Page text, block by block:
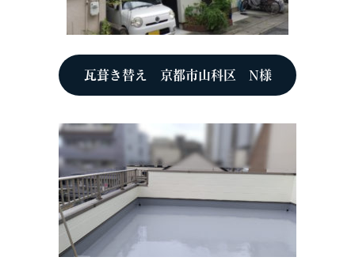
瓦葺き替え 京都市山科区 N様